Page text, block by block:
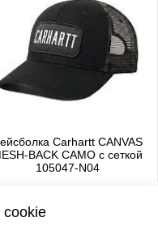
Carhartt CANVAS
BACK CAMO с сеткой
105047-N04
cookie